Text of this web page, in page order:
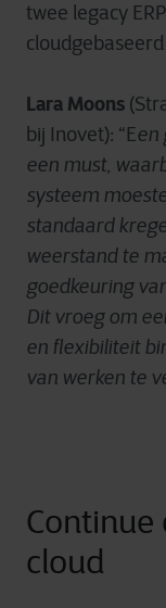
twee legacy
Lara Moons
bij Inovet): “Een
een must,
systeem
standaard
weerstand te
goedkeuring
Dit vroeg om
en flexibiliteit
van werken te
Continue
cloud